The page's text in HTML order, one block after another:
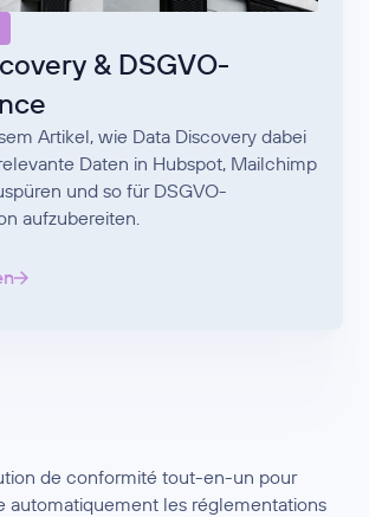
& DSGVO-
Artikel, wie Data Discovery dabei
Daten in Hubspot, Mailchimp
und so für DSGVO-
aufzubereiten.
de conformité tout-en-un pour
les réglementations